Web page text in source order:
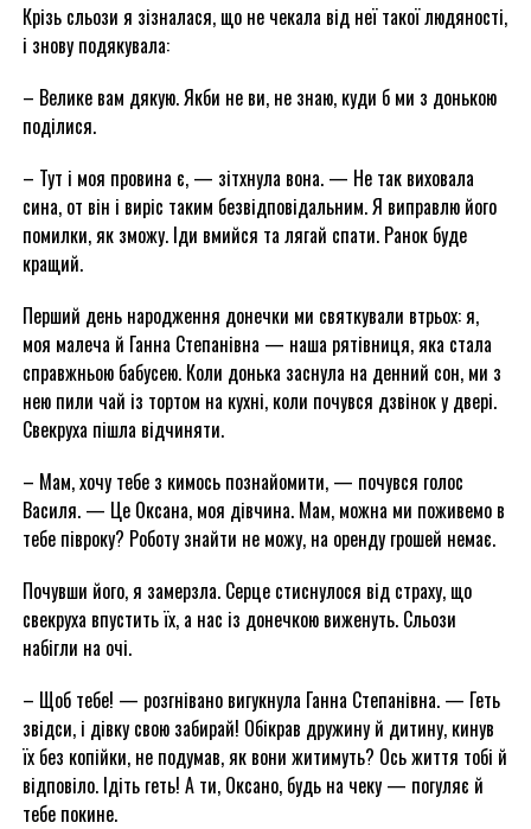
Крізь сльози я зізналася, що не чекала від неї такої людяності,
і знову подякувала:
– Велике вам дякую. Якби не ви, не знаю, куди б ми з донькою
поділися.
– Тут і моя провина є, — зітхнула вона. — Не так виховала
сина, от він і виріс таким безвідповідальним. Я виправлю його
помилки, як зможу. Іди вмийся та лягай спати. Ранок буде
кращий.
Перший день народження донечки ми святкували втрьох: я,
моя малеча й Ганна Степанівна — наша рятівниця, яка стала
справжньою бабусею. Коли донька заснула на денний сон, ми з
нею пили чай із тортом на кухні, коли почувся дзвінок у двері.
Свекруха пішла відчиняти.
– Мам, хочу тебе з кимось познайомити, — почувся голос
Василя. — Це Оксана, моя дівчина. Мам, можна ми поживемо в
тебе півроку? Роботу знайти не можу, на оренду грошей немає.
Почувши його, я замерзла. Серце стиснулося від страху, що
свекруха впустить їх, а нас із донечкою виженуть. Сльози
набігли на очі.
– Щоб тебе! — розгнівано вигукнула Ганна Степанівна. — Геть
звідси, і дівку свою забирай! Обікрав дружину й дитину, кинув
їх без копійки, не подумав, як вони житимуть? Ось життя тобі й
відповіло. Ідіть геть! А ти, Оксано, будь на чеку — погуляє й
тебе покине.